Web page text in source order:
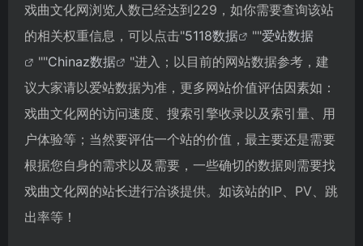
戏曲文化网浏览人数已经达到229，如你需要查询该站
的相关权重信息，可以点击"5118数据 ""爱站数据
""Chinaz数据
"进入；以目前的网站数据参考，建
议大家请以爱站数据为准，更多网站价值评估因素如：
戏曲文化网的访问速度、搜索引擎收录以及索引量、用
户体验等；当然要评估一个站的价值，最主要还是需要
根据您自身的需求以及需要，一些确切的数据则需要找
戏曲文化网的站长进行洽谈提供。如该站的IP、PV、跳
出率等！